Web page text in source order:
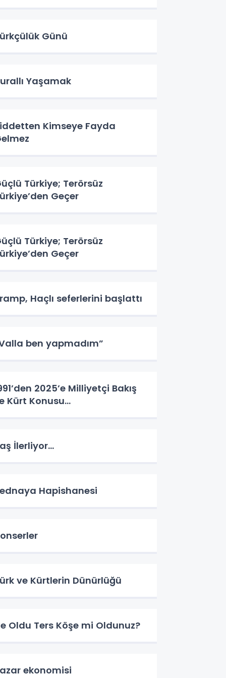
Günü
Yaşamak
Kimseye Fayda
Türkiye; Terörsüz
Geçer
Türkiye; Terörsüz
Geçer
Haçlı seferlerini başlattı
ben yapmadım”
2025’e Milliyetçi Bakış
Kürt Konusu…
İlerliyor…
Hapishanesi
ve Kürtlerin Dünürlüğü
Oldu Ters Köşe mi Oldunuz?
ekonomisi